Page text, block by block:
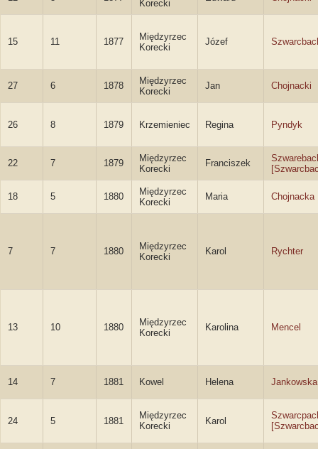
Korecki
15 11 1877
Międzyrzec
Korecki
Józef
27 6 1878
Międzyrzec
Korecki
Jan Chojnacki
26 8 1879 Krzemieniec Regina Pyndyk
22 7 1879
Międzyrzec
Korecki
Franciszek
18 5 1880
Międzyrzec
Korecki
Maria Chojnacka
7 7 1880
Międzyrzec
Korecki
Karol Rychter
13 10 1880
Międzyrzec
Korecki
Karolina Mencel
14 7 1881 Kowel Helena Jankowska
24 5 1881
Międzyrzec
Korecki
Karol